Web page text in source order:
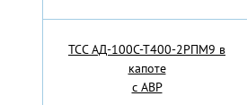
TCC АД-100С-Т400-2РПМ9 в
капоте
с АВР